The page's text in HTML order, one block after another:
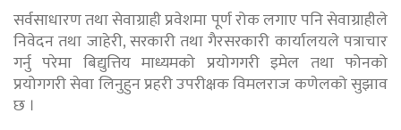
सर्वसाधारण तथा सेवाग्राही प्रवेशमा पूर्ण रोक लगाए पनि सेवाग्राहीले
निवेदन तथा जाहेरी, सरकारी तथा गैरसरकारी कार्यालयले पत्राचार
गर्नु परेमा बिद्युत्तिय माध्यमको प्रयोगगरी इमेल तथा फोनको
प्रयोगगरी सेवा लिनुहुन प्रहरी उपरीक्षक विमलराज कणेलको सुझाव
छ ।